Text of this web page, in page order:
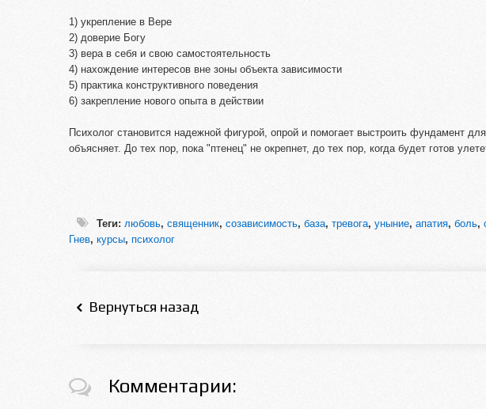
1) укрепление в Вере
2) доверие Богу
3) вера в себя и свою самостоятельность
4) нахождение интересов вне зоны объекта зависимости
5) практика конструктивного поведения
6) закрепление нового опыта в действии
Психолог становится надежной фигурой, опрой и помогает выстроить фундамент
объясняет. До тех пор, пока "птенец" не окрепнет, до тех пор, когда будет готов
Теги: любовь, священник, созависимость, база, тревога, уныние, апатия, боль,
Гнев, курсы, психолог
Вернуться назад
Комментарии: